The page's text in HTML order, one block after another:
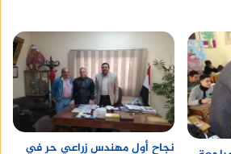
نجاح أول مهندس زراعي حر في